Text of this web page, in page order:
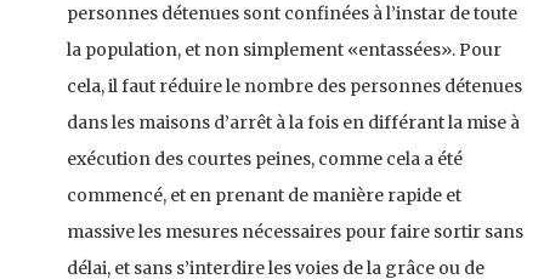
personnes détenues sont confinées à l’instar de toute
la population, et non simplement «entassées». Pour
cela, il faut réduire le nombre des personnes détenues
dans les maisons d’arrêt à la fois en différant la mise à
exécution des courtes peines, comme cela a été
commencé, et en prenant de manière rapide et
massive les mesures nécessaires pour faire sortir sans
délai, et sans s’interdire les voies de la grâce ou de